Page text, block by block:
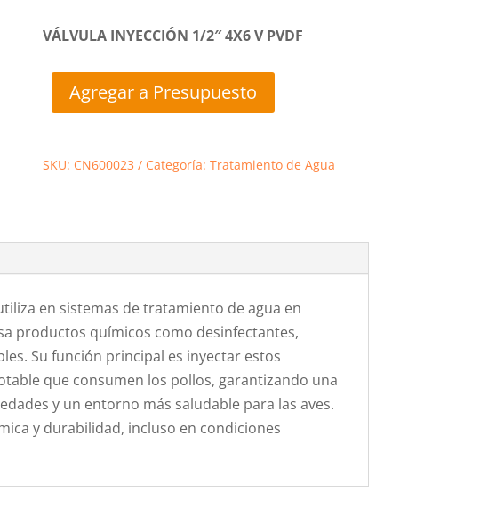
VÁLVULA INYECCIÓN 1/2″ 4X6 V PVDF
Agregar a Presupuesto
SKU: CN600023 Categoría:Tratamiento de Agua
en sistemas de tratamiento de agua en
productos químicos como desinfectantes,
Su función principal es inyectar estos
que consumen los pollos, garantizando una
y un entorno más saludable para las aves.
y durabilidad, incluso en condiciones